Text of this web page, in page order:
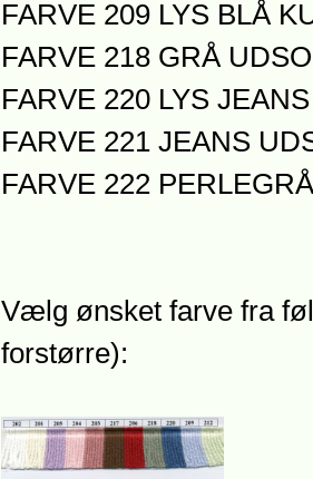
FARVE 209 LYS BLÅ
FARVE 218 GRÅ
FARVE 220 LYS
FARVE 221 JEANS
FARVE 222
Vælg ønsket farve fra
forstørre):